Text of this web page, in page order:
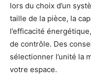
lors du choix d’un
taille de la pièce, la
l’efficacité
de contrôle. Des
sélectionner l’unité la
votre espace.